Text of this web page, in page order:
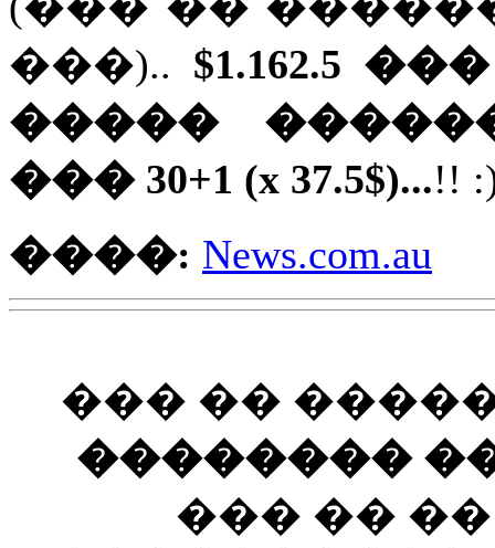
���).. $1.162.5
�����
��� 30+1 (x 37.5$)...!!
����: News.com.au
��� ��
��������
��� ��